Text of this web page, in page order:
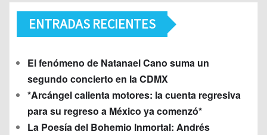
ENTRADAS RECIENTES
El fenómeno de Natanael Cano suma un
segundo concierto en la CDMX
*Arcángel calienta motores: la cuenta regresiva
para su regreso a México ya comenzó*
La Poesía del Bohemio Inmortal: Andrés